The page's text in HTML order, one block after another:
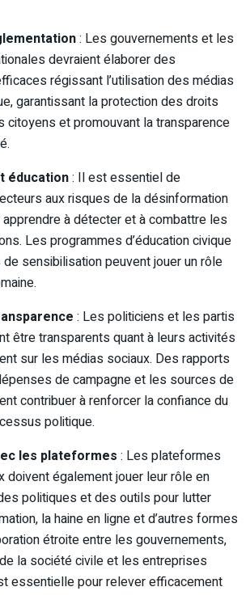
: Les gouvernements et les
devraient élaborer des
régissant l’utilisation des médias
garantissant la protection des droits
citoyens et promouvant la transparence
éducation: Il est essentiel de
aux risques de la désinformation
à détecter et à combattre les
Les programmes d’éducation civique
sensibilisation peuvent jouer un rôle
: Les politiciens et les partis
être transparents quant à leurs activités
sur les médias sociaux. Des rapports
de campagne et les sources de
contribuer à renforcer la confiance du
politique.
les plateformes : Les plateformes
doivent également jouer leur rôle en
politiques et des outils pour lutter
la haine en ligne et d’autres formes
étroite entre les gouvernements,
la société civile et les entreprises
essentielle pour relever efficacement